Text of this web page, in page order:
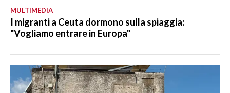
MULTIMEDIA
I migranti a Ceuta dormono sulla spiaggia:
"Vogliamo entrare in Europa"